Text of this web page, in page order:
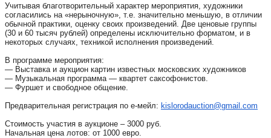
Учитывая благотворительный характер мероприятия, художники
согласились на «нерыночную», т.е. значительно меньшую, в отличии
обычной практики, оценку своих произведений. Две ценовые группы
(30 и 60 тысяч рублей) определены исключительно форматом, и в
некоторых случаях, техникой исполнения произведений.
В программе мероприятия:
— Выставка и аукцион картин известных московских художников
— Музыкальная программа — квартет саксофонистов.
— Фуршет и свободное общение.
Предварительная регистрация по е-мейл: kislorodauction@gmail.com
Стоимость участия в аукционе – 3000 руб.
Начальная цена лотов: от 1000 евро.